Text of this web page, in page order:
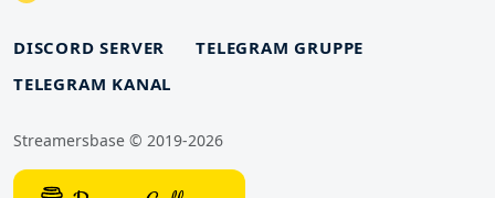
DISCORD SERVER
TELEGRAM GRUPPE
TELEGRAM KANAL
Streamersbase © 2019-2026